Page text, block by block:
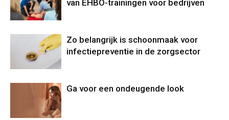
van EHBO-trainingen voor bedrijven
Zo belangrijk is schoonmaak voor
infectiepreventie in de zorgsector
Ga voor een ondeugende look